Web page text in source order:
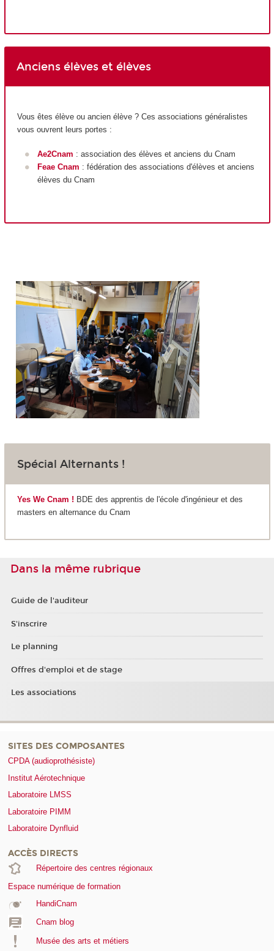
Anciens élèves et élèves
Vous êtes élève ou ancien élève ? Ces associations généralistes
vous ouvrent leurs portes :
Ae2Cnam : association des élèves et anciens du Cnam
Feae Cnam : fédération des associations d'élèves et anciens
élèves du Cnam
Spécial Alternants !
Yes We Cnam ! BDE des apprentis de l'école d'ingénieur et des
masters en alternance du Cnam
Dans la même rubrique
Guide de l'auditeur
S'inscrire
Le planning
Offres d'emploi et de stage
Les associations
SITES DES COMPOSANTES
CPDA (audioprothésiste)
Institut Aérotechnique
Laboratoire LMSS
Laboratoire PIMM
Laboratoire Dynfluid
ACCÈS DIRECTS
Répertoire des centres régionaux
Espace numérique de formation
HandiCnam
Cnam blog
Musée des arts et métiers